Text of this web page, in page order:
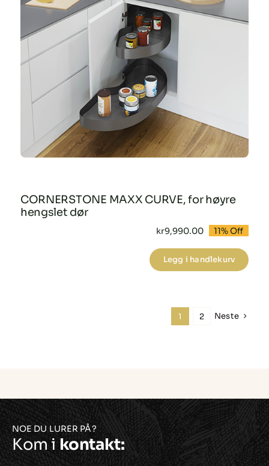
antall
CORNERSTONE MAXX CURVE, for høyre
hengslet dør
Opprinnelig
var:
kr11,235.00.
kr9,990.00Nåværende
er:
kr9,990.00.
11% Off
Legg i handlekurv
1 2 Neste
NOE DU LURER PÅ?
Kom i kontakt: